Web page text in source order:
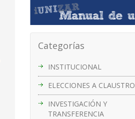
Categorías
INSTITUCIONAL
ELECCIONES A CLAUSTRO
INVESTIGACIÓN Y
TRANSFERENCIA